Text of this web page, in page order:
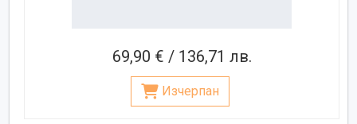
69,90 € / 136,71 лв.
Изчерпан